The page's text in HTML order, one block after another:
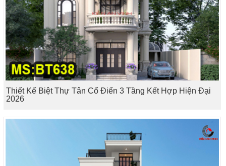
Thiết Kế Biệt Thự Tân Cổ Điển 3 Tầng Kết Hợp Hiện Đại
2026